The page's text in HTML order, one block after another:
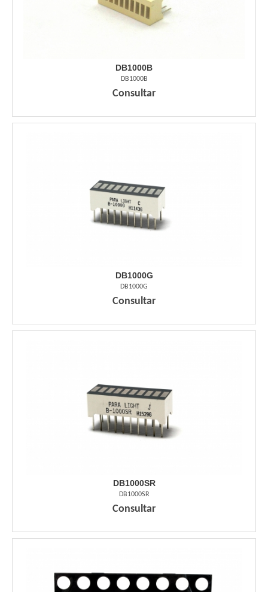
DB1000B
DB1000B
Consultar
DB1000G
DB1000G
Consultar
DB1000SR
DB1000SR
Consultar